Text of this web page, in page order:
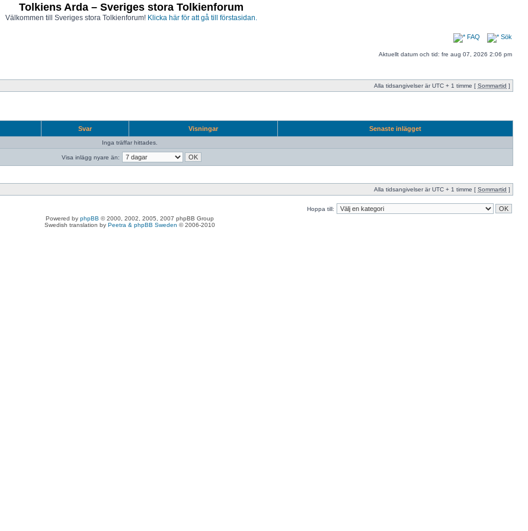
Tolkiens Arda – Sveriges stora Tolkienforum
Välkommen till Sveriges stora Tolkienforum! Klicka här för att gå till förstasidan.
FAQ Sök
Aktuellt datum och tid: fre aug 07, 2026 2:06 pm
Alla tidsangivelser är UTC + 1 timme [ Sommartid ]
Svar Visningar Senaste inlägget
Inga träffar hittades.
Visa inlägg nyare än:
Alla tidsangivelser är UTC + 1 timme [ Sommartid ]
Hoppa till:
Powered by phpBB © 2000, 2002, 2005, 2007 phpBB Group
Swedish translation by Peetra & phpBB Sweden © 2006-2010